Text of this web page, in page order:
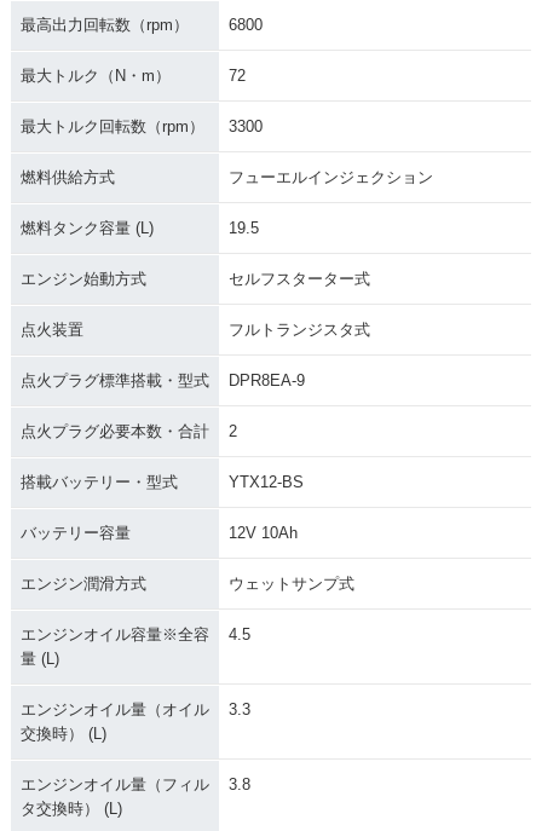
最高出力回転数（rpm） 6800
最大トルク（N・m） 72
最大トルク回転数（rpm） 3300
燃料供給方式 フューエルインジェクション
燃料タンク容量 (L) 19.5
エンジン始動方式 セルフスターター式
点火装置 フルトランジスタ式
点火プラグ標準搭載・型式 DPR8EA-9
点火プラグ必要本数・合計 2
搭載バッテリー・型式 YTX12-BS
バッテリー容量 12V 10Ah
エンジン潤滑方式 ウェットサンプ式
エンジンオイル容量※全容
量 (L)
4.5
エンジンオイル量（オイル
交換時） (L)
3.3
エンジンオイル量（フィル
タ交換時） (L)
3.8